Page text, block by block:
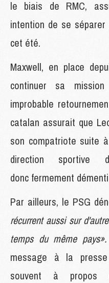
le biais de RMC,
intention de se
cet été.
Maxwell, en place
continuer sa
improbable
catalan assurait que
son compatriote suite
direction sportive
donc fermement
Par ailleurs, le PSG
récurrent aussi sur
temps du même pays».
message à la
souvent à propos